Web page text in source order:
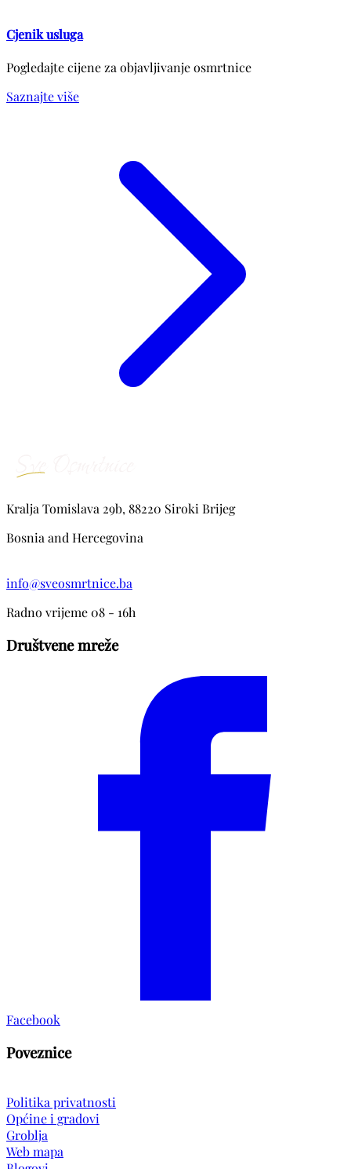
Cjenik usluga
Pogledajte cijene za objavljivanje osmrtnice
Saznajte više
Kralja Tomislava 29b, 88220 Siroki Brijeg
Bosnia and Hercegovina
info@sveosmrtnice.ba
Radno vrijeme 08 - 16h
Društvene mreže
Facebook
Poveznice
Politika privatnosti
Općine i gradovi
Groblja
Web mapa